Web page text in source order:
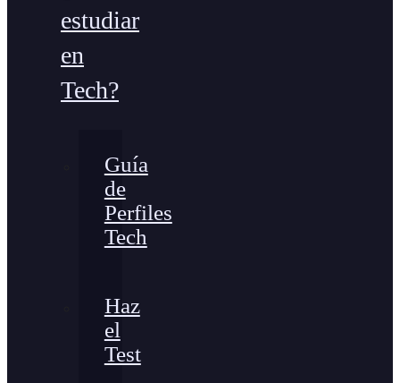
estudiar
en
Tech?
Guía
de
Perfiles
Tech
Haz
el
Test